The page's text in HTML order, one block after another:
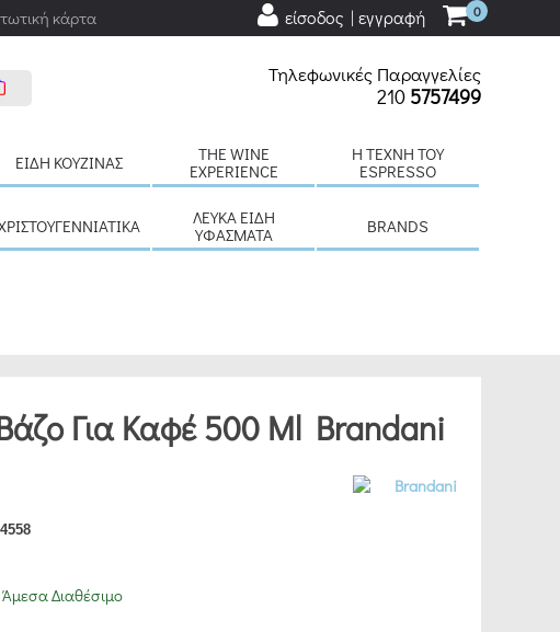
κάρτα 0
είσοδος | εγγραφή
Τηλεφωνικές Παραγγελίες
210 5757499
ΕΊΔΗ ΚΟΥΖΊΝΑΣ
THE WINE
EXPERIENCE
H ΤΈΧΝΗ ΤΟΥ
ESPRESSO
ΛΕΥΚΆ ΕΊΔΗ
ΥΦΆΣΜΑΤΑ
BRANDS
Για Καφέ 500 Ml Brandani
Άμεσα Διαθέσιμο